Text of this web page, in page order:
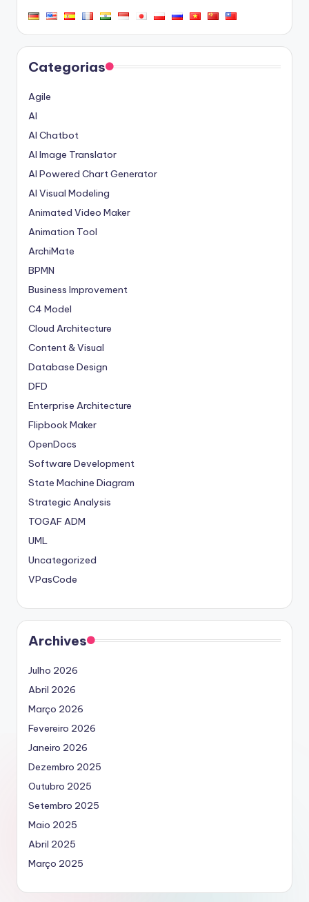
Categorias
Agile
AI
AI Chatbot
AI Image Translator
AI Powered Chart Generator
AI Visual Modeling
Animated Video Maker
Animation Tool
ArchiMate
BPMN
Business Improvement
C4 Model
Cloud Architecture
Content & Visual
Database Design
DFD
Enterprise Architecture
Flipbook Maker
OpenDocs
Software Development
State Machine Diagram
Strategic Analysis
TOGAF ADM
UML
Uncategorized
VPasCode
Archives
Julho 2026
Abril 2026
Março 2026
Fevereiro 2026
Janeiro 2026
Dezembro 2025
Outubro 2025
Setembro 2025
Maio 2025
Abril 2025
Março 2025